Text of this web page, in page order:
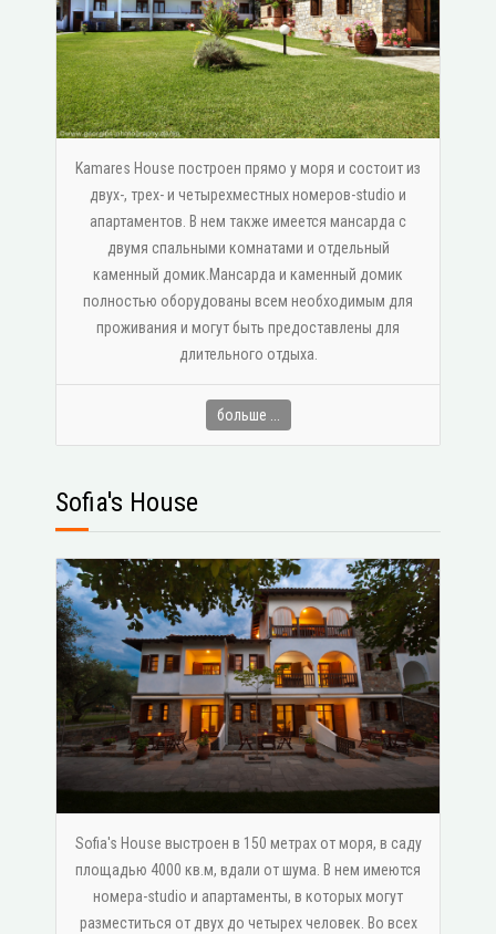
Kamares House построен прямо у моря и состоит из
двух-, трех- и четырехместных номеров-studio и
апартаментов. В нем также имеется мансарда с
двумя спальными комнатами и отдельный
каменный домик.Мансарда и каменный домик
полностью оборудованы всем необходимым для
проживания и могут быть предоставлены для
длительного отдыха.
больше ...
Sofia's House
Sofia's House выстроен в 150 метрах от моря, в саду
площадью 4000 кв.м, вдали от шума. В нем имеются
номера-studio и апартаменты, в которых могут
разместиться от двух до четырех человек. Во всех